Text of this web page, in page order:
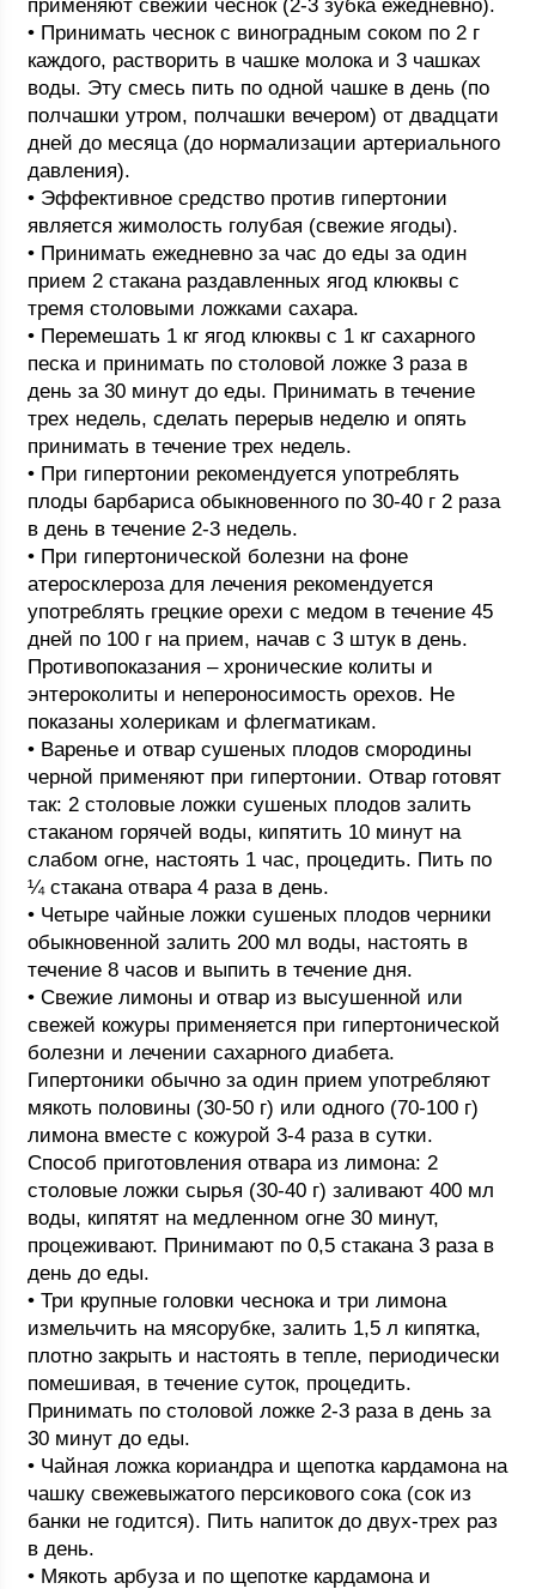
применяют свежий чеснок (2-3 зубка ежедневно).
• Принимать чеснок с виноградным соком по 2 г
каждого, растворить в чашке молока и 3 чашках
воды. Эту смесь пить по одной чашке в день (по
полчашки утром, полчашки вечером) от двадцати
дней до месяца (до нормализации артериального
давления).
• Эффективное средство против гипертонии
является жимолость голубая (свежие ягоды).
• Принимать ежедневно за час до еды за один
прием 2 стакана раздавленных ягод клюквы с
тремя столовыми ложками сахара.
• Перемешать 1 кг ягод клюквы с 1 кг сахарного
песка и принимать по столовой ложке 3 раза в
день за 30 минут до еды. Принимать в течение
трех недель, сделать перерыв неделю и опять
принимать в течение трех недель.
• При гипертонии рекомендуется употреблять
плоды барбариса обыкновенного по 30-40 г 2 раза
в день в течение 2-3 недель.
• При гипертонической болезни на фоне
атеросклероза для лечения рекомендуется
употреблять грецкие орехи с медом в течение 45
дней по 100 г на прием, начав с 3 штук в день.
Противопоказания – хронические колиты и
энтероколиты и непероносимость орехов. Не
показаны холерикам и флегматикам.
• Варенье и отвар сушеных плодов смородины
черной применяют при гипертонии. Отвар готовят
так: 2 столовые ложки сушеных плодов залить
стаканом горячей воды, кипятить 10 минут на
слабом огне, настоять 1 час, процедить. Пить по
¼ стакана отвара 4 раза в день.
• Четыре чайные ложки сушеных плодов черники
обыкновенной залить 200 мл воды, настоять в
течение 8 часов и выпить в течение дня.
• Свежие лимоны и отвар из высушенной или
свежей кожуры применяется при гипертонической
болезни и лечении сахарного диабета.
Гипертоники обычно за один прием употребляют
мякоть половины (30-50 г) или одного (70-100 г)
лимона вместе с кожурой 3-4 раза в сутки.
Способ приготовления отвара из лимона: 2
столовые ложки сырья (30-40 г) заливают 400 мл
воды, кипятят на медленном огне 30 минут,
процеживают. Принимают по 0,5 стакана 3 раза в
день до еды.
• Три крупные головки чеснока и три лимона
измельчить на мясорубке, залить 1,5 л кипятка,
плотно закрыть и настоять в тепле, периодически
помешивая, в течение суток, процедить.
Принимать по столовой ложке 2-3 раза в день за
30 минут до еды.
• Чайная ложка кориандра и щепотка кардамона на
чашку свежевыжатого персикового сока (сок из
банки не годится). Пить напиток до двух-трех раз
в день.
• Мякоть арбуза и по щепотке кардамона и